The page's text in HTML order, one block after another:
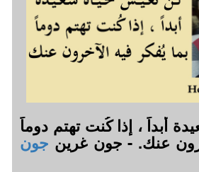
أبداً ، إذا كُنت تهتم دوماً
عنك. - جون غرين جون